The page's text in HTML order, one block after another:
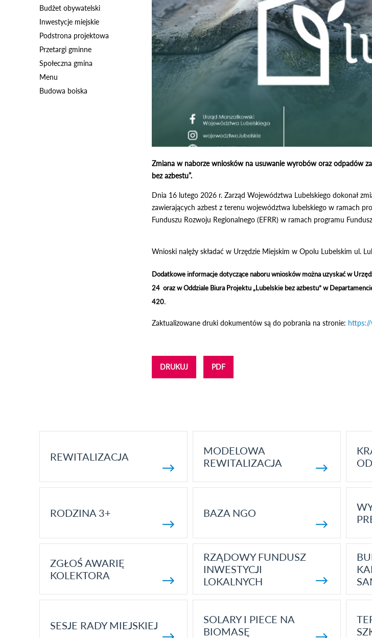
Budżet obywatelski
Inwestycje miejskie
Podstrona projektowa
Przetargi gminne
Społeczna gmina
Menu
Budowa boiska
Zmiana w naborze wniosków na usuwanie wyrobów oraz odpadów
bez azbestu”.
Dnia 16 lutego 2026 r. Zarząd Województwa Lubelskiego dokonał
zawierających azbest z terenu województwa lubelskiego w ramach
Funduszu Rozwoju Regionalnego (EFRR) w ramach programu
Wnioski nalęży składać w Urzędzie Miejskim w Opolu Lubelskim ul.
Dodatkowe informacje dotyczące naboru wniosków można uzyskać w
24 oraz w Oddziale Biura Projektu „Lubelskie bez azbestu” w
420.
Zaktualizowane druki dokumentów są do pobrania na stronie: https://
DRUKUJ PDF
REWITALIZACJA
MODELOWA
REWITALIZACJA
RODZINA 3+ BAZA NGO
ZGŁOŚ AWARIĘ
KOLEKTORA
RZĄDOWY FUNDUSZ
INWESTYCJI
LOKALNYCH
SESJE RADY MIEJSKIEJ
SOLARY I PIECE NA
BIOMASĘ